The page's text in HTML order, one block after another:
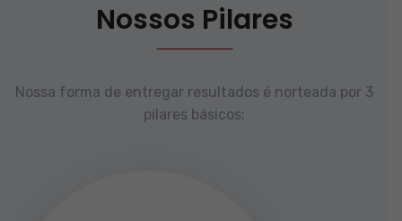
Nossos Pilares
Nossa forma de entregar resultados é norteada por 3
pilares básicos: